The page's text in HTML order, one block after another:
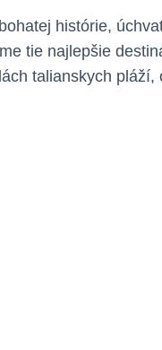
histórie,
tie najlepšie
talianskych pláží,